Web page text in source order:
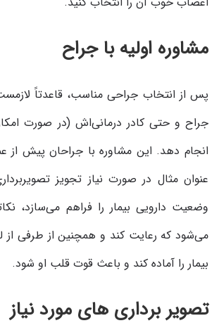
مشاوره اولیه با جراح
پس از انتخاب جراحی مناسب، قاعدتاً
جراح و حتی کادر درمانی‌اش (در صورت
انجام دهد. این مشاوره با جراحان پیش از
عنوان مثال در صورت نیاز تجویز
وضعیت دارویی بیمار را فراهم می‌سازد،
می‌شود که رعایت کند و همچنین از طرفی از
بیمار را آماده کند و باعث قوت قلب او شود.
تصویر برداری های مورد نیاز